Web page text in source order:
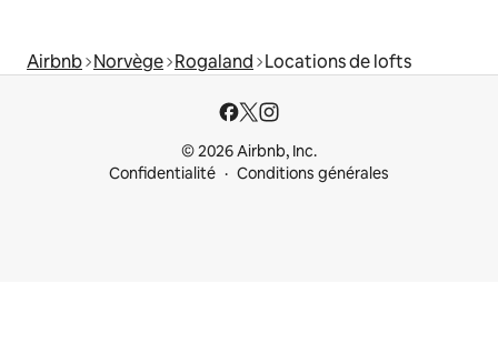
Airbnb Norvège Rogaland Locations de lofts
© 2026 Airbnb, Inc.
Confidentialité
Conditions générales